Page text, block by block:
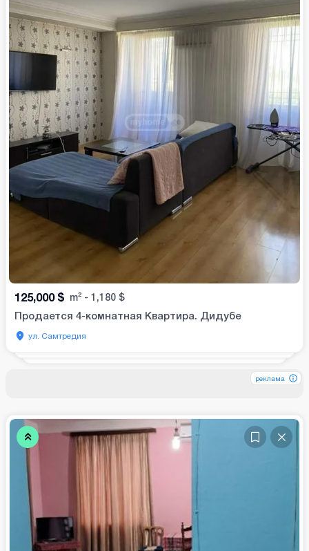
125,000 $ m² - 1,180 $
Продается 4-комнатная Квартира. Дидубе
ул. Самтредия
реклама
реклама
реклама